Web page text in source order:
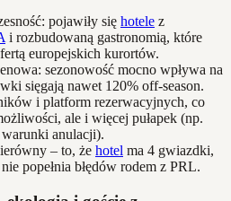
pojawiły się hotele z
i rozbudowaną gastronomią, które
europejskich kurortów.
sezonowość mocno wpływa na
sięgają nawet 120% off-season.
i platform rezerwacyjnych, co
ale i więcej pułapek (np.
warunki anulacji).
– to, że hotel ma 4 gwiazdki,
popełnia błędów rodem z PRL.